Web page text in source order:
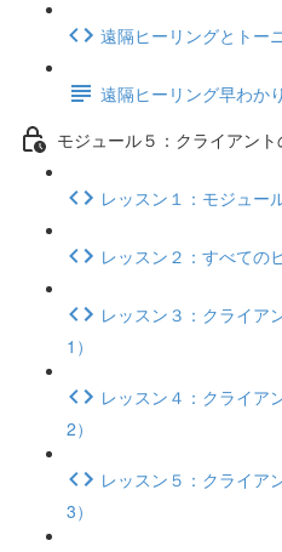
遠隔ヒーリングとトー
遠隔ヒーリング早わか
モジュール５：クライアント
レッスン１：モジュー
レッスン２：すべての
レッスン３：クライア
1）
レッスン４：クライア
2）
レッスン５：クライア
3）